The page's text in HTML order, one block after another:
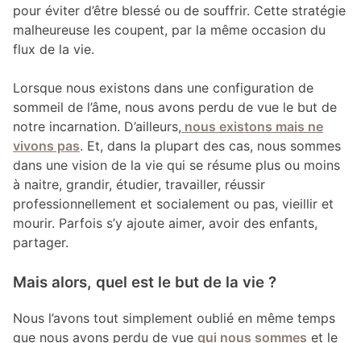
pour éviter d’être blessé ou de souffrir. Cette stratégie
malheureuse les coupent, par la même occasion du
flux de la vie.
Lorsque nous existons dans une configuration de
sommeil de l’âme, nous avons perdu de vue le but de
notre incarnation. D’ailleurs, nous existons mais ne
vivons pas. Et, dans la plupart des cas, nous sommes
dans une vision de la vie qui se résume plus ou moins
à naitre, grandir, étudier, travailler, réussir
professionnellement et socialement ou pas, vieillir et
mourir. Parfois s’y ajoute aimer, avoir des enfants,
partager.
Mais alors, quel est le but de la vie ?
Nous l’avons tout simplement oublié en même temps
que nous avons perdu de vue qui nous sommes et le